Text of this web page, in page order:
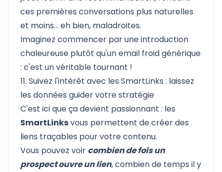
ces premières conversations plus naturelles
et moins... eh bien, maladroites.
Imaginez commencer par une introduction
chaleureuse plutôt qu'un email froid générique
: c'est un véritable tournant !
11. Suivez l'intérêt avec les SmartLinks : laissez
les données guider votre stratégie
C'est ici que ça devient passionnant : les
SmartLinksvous permettent de créer des
liens traçables pour votre contenu.
Vous pouvez voir combien de fois un
prospect ouvre un lien, combien de temps il y